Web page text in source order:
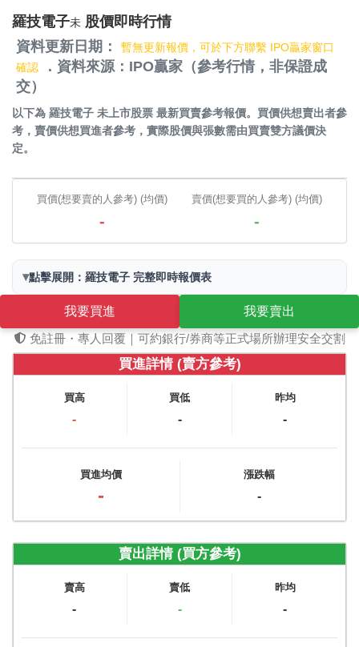
羅技電子未 股價即時行情
資料更新日期：
暫無更新報價，可於下方聯繫 IPO贏家窗口
確認
．資料來源：IPO贏家（參考行情，非保證成
交）
以下為 羅技電子 未上市股票 最新買賣參考報價。買價供想賣出者參
考，賣價供想買進者參考，實際股價與張數需由買賣雙方議價決
定。
買價(想要賣的人參考) (均價)
-
賣價(想要買的人參考) (均價)
-
▾點擊展開：羅技電子 完整即時報價表
我要買進
我要賣出
免註冊・專人回覆｜可約銀行/券商等正式場所辦理安全交割
買進詳情 (賣方參考)
買高
-
買低
-
昨均
-
買進均價
-
漲跌幅
-
賣出詳情 (買方參考)
賣高
-
賣低
-
昨均
-